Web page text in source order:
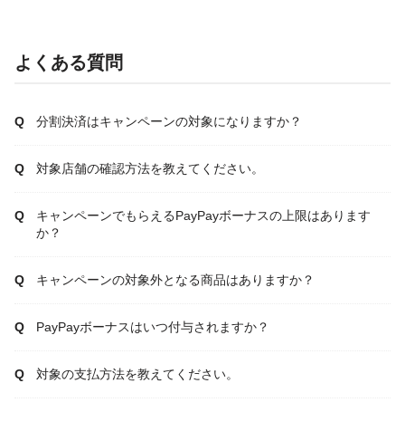
よくある質問
分割決済はキャンペーンの対象になりますか？
対象店舗の確認方法を教えてください。
キャンペーンでもらえるPayPayボーナスの上限はあります
か？
キャンペーンの対象外となる商品はありますか？
PayPayボーナスはいつ付与されますか？
対象の支払方法を教えてください。